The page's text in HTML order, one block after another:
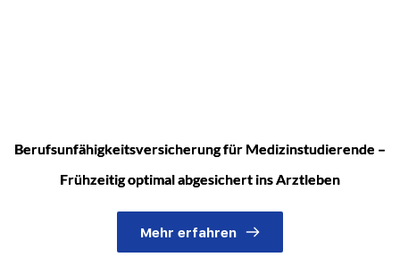
Berufsunfähigkeitsversicherung für Medizinstudierende –
Frühzeitig optimal abgesichert ins Arztleben
Mehr erfahren